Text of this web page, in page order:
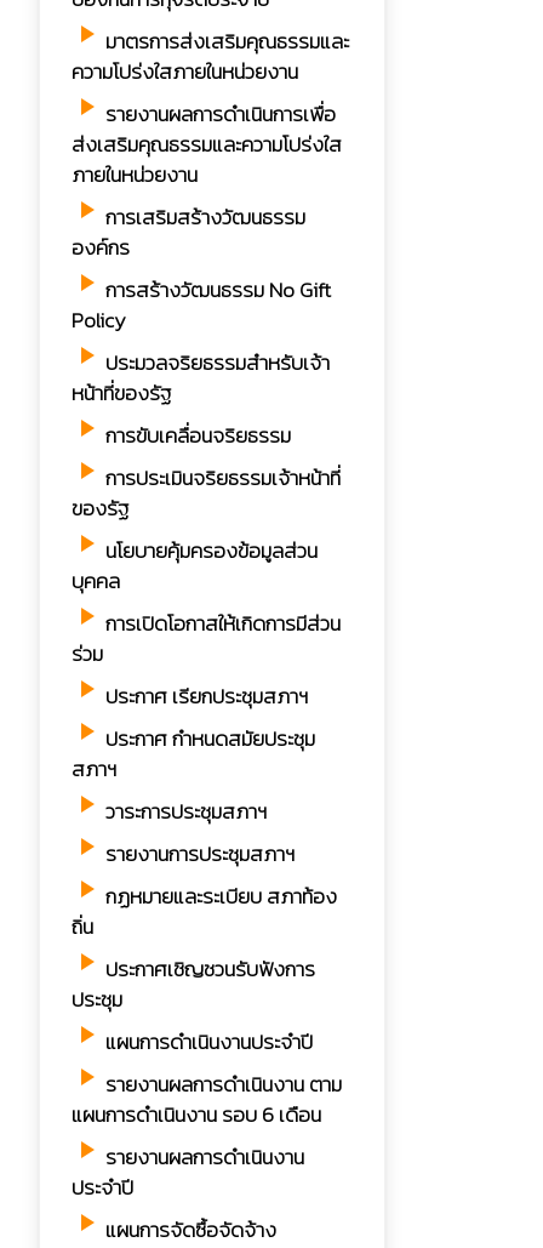
play_arrow มาตรการส่งเสริมคุณธรรมและ
ความโปร่งใสภายในหน่วยงาน
play_arrow รายงานผลการดำเนินการเพื่อ
ส่งเสริมคุณธรรมและความโปร่งใส
ภายในหน่วยงาน
play_arrow การเสริมสร้างวัฒนธรรม
องค์กร
play_arrow การสร้างวัฒนธรรม No Gift
Policy
play_arrow ประมวลจริยธรรมสำหรับเจ้า
หน้าที่ของรัฐ
play_arrow การขับเคลื่อนจริยธรรม
play_arrow การประเมินจริยธรรมเจ้าหน้าที่
ของรัฐ
play_arrow นโยบายคุ้มครองข้อมูลส่วน
บุคคล
play_arrow การเปิดโอกาสให้เกิดการมีส่วน
ร่วม
play_arrow ประกาศ เรียกประชุมสภาฯ
play_arrow ประกาศ กำหนดสมัยประชุม
สภาฯ
play_arrow วาระการประชุมสภาฯ
play_arrow รายงานการประชุมสภาฯ
play_arrow กฏหมายและระเบียบ สภาท้อง
ถิ่น
play_arrow ประกาศเชิญชวนรับฟังการ
ประชุม
play_arrow แผนการดำเนินงานประจำปี
play_arrow รายงานผลการดำเนินงาน ตาม
แผนการดำเนินงาน รอบ 6 เดือน
play_arrow รายงานผลการดำเนินงาน
ประจำปี
play_arrow แผนการจัดซื้อจัดจ้าง